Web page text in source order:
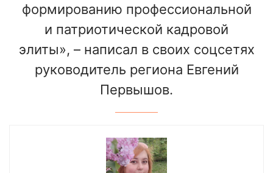
формированию профессиональной
и патриотической кадровой
элиты», – написал в своих соцсетях
руководитель региона Евгений
Первышов.